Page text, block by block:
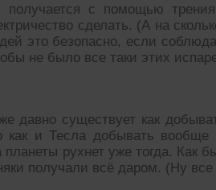
с помощью
сделать. (А на
это безопасно, если
не было все таки этих
давно существует как
как и Тесла добывать
планеты рухнет уже тогда. Как
получали всё даром. (Ну